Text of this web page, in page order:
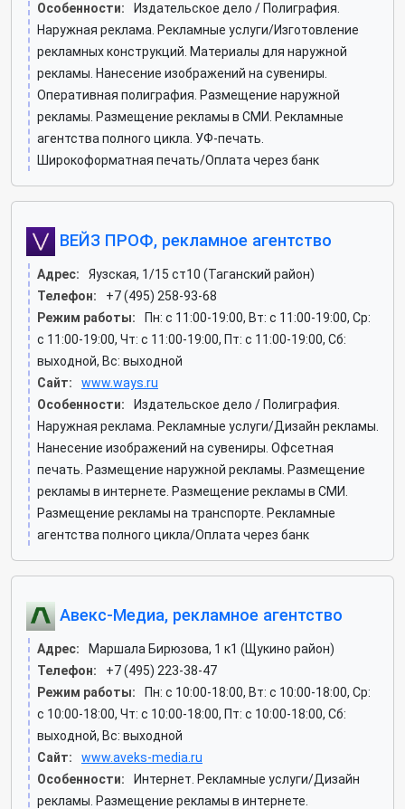
Особенности:
Издательское дело / Полиграфия.
Наружная реклама. Рекламные услуги/Изготовление
рекламных конструкций. Материалы для наружной
рекламы. Нанесение изображений на сувениры.
Оперативная полиграфия. Размещение наружной
рекламы. Размещение рекламы в СМИ. Рекламные
агентства полного цикла. УФ-печать.
Широкоформатная печать/Оплата через банк
ВЕЙЗ ПРОФ, рекламное агентство
Адрес:
Яузская, 1/15 ст10 (Таганский район)
Телефон:
+7 (495) 258-93-68
Режим работы:
Пн: c 11:00-19:00, Вт: c 11:00-19:00, Ср:
c 11:00-19:00, Чт: c 11:00-19:00, Пт: c 11:00-19:00, Сб:
выходной, Вс: выходной
Сайт:
www.ways.ru
Особенности:
Издательское дело / Полиграфия.
Наружная реклама. Рекламные услуги/Дизайн рекламы.
Нанесение изображений на сувениры. Офсетная
печать. Размещение наружной рекламы. Размещение
рекламы в интернете. Размещение рекламы в СМИ.
Размещение рекламы на транспорте. Рекламные
агентства полного цикла/Оплата через банк
Авекс-Медиа, рекламное агентство
Адрес:
Маршала Бирюзова, 1 к1 (Щукино район)
Телефон:
+7 (495) 223-38-47
Режим работы:
Пн: c 10:00-18:00, Вт: c 10:00-18:00, Ср:
c 10:00-18:00, Чт: c 10:00-18:00, Пт: c 10:00-18:00, Сб:
выходной, Вс: выходной
Сайт:
www.aveks-media.ru
Особенности:
Интернет. Рекламные услуги/Дизайн
рекламы. Размещение рекламы в интернете.